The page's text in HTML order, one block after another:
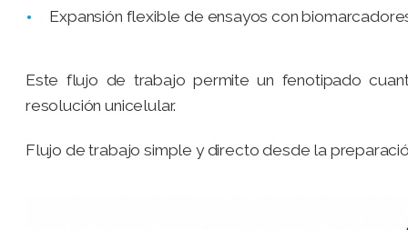
Expansión flexible de ensayos con
Este flujo de trabajo permite un fenotipado
resolución unicelular.
Flujo de trabajo simple y directo desde la